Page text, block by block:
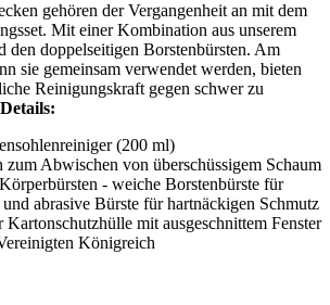
gehören der Vergangenheit an mit dem
Mit einer Kombination aus unserem
den doppelseitigen Borstenbürsten. Am
sie gemeinsam verwendet werden, bieten
Reinigungskraft gegen schwer zu
Details:
(200 ml)
zum Abwischen von überschüssigem Schaum
- weiche Borstenbürste für
abrasive Bürste für hartnäckigen Schmutz
mit ausgeschnittem Fenster
Königreich